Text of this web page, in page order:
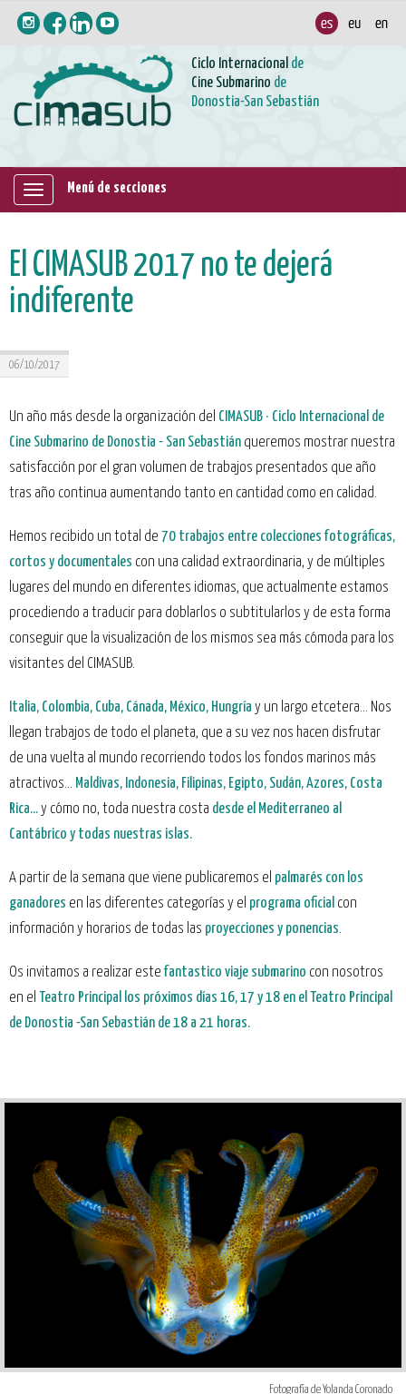
Ciclo Internacional de
Cine Submarino de
Donostia-San Sebastián
Mostrar/ocultar
Menú de secciones
El CIMASUB 2017 no te dejerá
indiferente
06/10/2017
Un año más desde la organización del CIMASUB · Ciclo Internacional de
Cine Submarino de Donostia - San Sebastián queremos mostrar nuestra
satisfacción por el gran volumen de trabajos presentados que año
tras año continua aumentando tanto en cantidad como en calidad.
Hemos recibido un total de 70 trabajos entre colecciones fotográficas,
cortos y documentales con una calidad extraordinaria, y de múltiples
lugares del mundo en diferentes idiomas, que actualmente estamos
procediendo a traducir para doblarlos o subtitularlos y de esta forma
conseguir que la visualización de los mismos sea más cómoda para los
visitantes del CIMASUB.
Italia, Colombia, Cuba, Cánada, México, Hungría y un largo etcetera... Nos
llegan trabajos de todo el planeta, que a su vez nos hacen disfrutar
de una vuelta al mundo recorriendo todos los fondos marinos más
atractivos... Maldivas, Indonesia, Filipinas, Egipto, Sudán, Azores, Costa
Rica...y cómo no, toda nuestra costa desde el Mediterraneo al
Cantábrico y todas nuestras islas.
A partir de la semana que viene publicaremos el palmarés con los
ganadores en las diferentes categorías y el programa oficial con
información y horarios de todas las proyecciones y ponencias.
Os invitamos a realizar estefantastico viaje submarino con nosotros
en el Teatro Principal los próximos días 16, 17 y 18 en el Teatro Principal
de Donostia -San Sebastián de 18 a 21 horas.
Fotografía de Yolanda Coronado